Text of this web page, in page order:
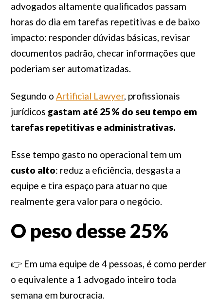
advogados altamente qualificados passam
horas do dia em tarefas repetitivas e de baixo
impacto: responder dúvidas básicas, revisar
documentos padrão, checar informações que
poderiam ser automatizadas.
Segundo o Artificial Lawyer, profissionais
jurídicos gastam até 25 % do seu tempo em
tarefas repetitivas e administrativas.
Esse tempo gasto no operacional tem um
custo alto: reduz a eficiência, desgasta a
equipe e tira espaço para atuar no que
realmente gera valor para o negócio.
O peso desse 25%
👉 Em uma equipe de 4 pessoas, é como perder
o equivalente a 1 advogado inteiro toda
semana em burocracia.